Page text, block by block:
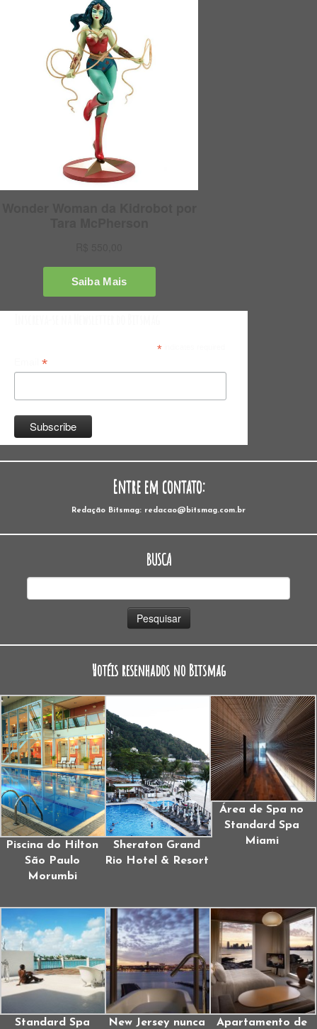
*indicates required
*
Entre em contato:
Redação Bitsmag: redacao@bitsmag.com.br
BUSCA
Hotéis resenhados no Bitsmag
Piscina do Hilton
São Paulo
Morumbi
Sheraton Grand
Rio Hotel & Resort
Área de Spa no
Standard Spa
Miami
Standard Spa
New Jersey nunca
Apartamento de